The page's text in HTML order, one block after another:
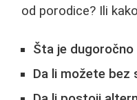
od porodice? Ili
Šta je dugoročno
Da li možete bez